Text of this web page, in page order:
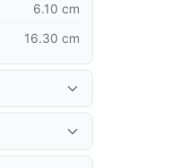
6.10 cm
16.30 cm